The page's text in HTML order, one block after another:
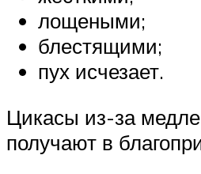
лощеными;
блестящими;
пух исчезает.
Цикасы из-за
получают в